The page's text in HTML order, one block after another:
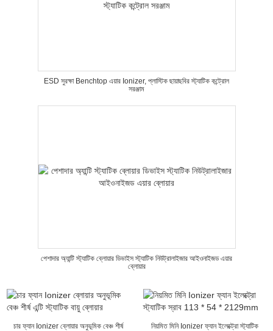
ESD সুরক্ষা Benchtop এয়ার Ionizer, প্লাস্টিক ছায়াছবির স্ট্যাটিক কন্ট্রোল
সরঞ্জাম
পেশাদার অ্যান্টি স্ট্যাটিক ব্লোয়ার ডিভাইস স্ট্যাটিক নিউট্রালাইজার আইওনাইজড এয়ার
ব্লোয়ার
চার ফ্যান Ionizer ব্লোয়ার অনুভূমিক বেঞ্চ শীর্ষ
নিয়মিত মিনি Ionizer ফ্যান ইলেক্ট্রো স্ট্যাটিক